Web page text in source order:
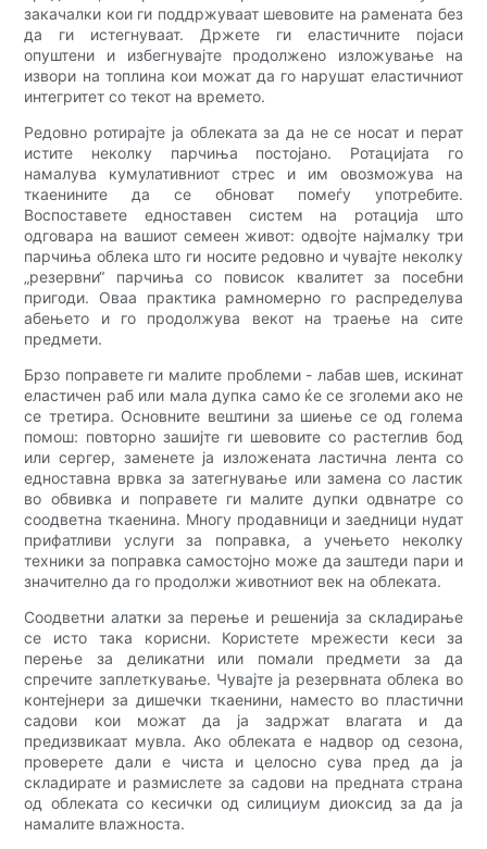
закачалки кои ги поддржуваат шевовите на рамената без
да ги истегнуваат. Држете ги еластичните појаси
опуштени и избегнувајте продолжено изложување на
извори на топлина кои можат да го нарушат еластичниот
интегритет со текот на времето.
Редовно ротирајте ја облеката за да не се носат и перат
истите неколку парчиња постојано. Ротацијата го
намалува кумулативниот стрес и им овозможува на
ткаенините да се обноват помеѓу употребите.
Воспоставете едноставен систем на ротација што
одговара на вашиот семеен живот: одвојте најмалку три
парчиња облека што ги носите редовно и чувајте неколку
„резервни“ парчиња со повисок квалитет за посебни
пригоди. Оваа практика рамномерно го распределува
абењето и го продолжува векот на траење на сите
предмети.
Брзо поправете ги малите проблеми - лабав шев, искинат
еластичен раб или мала дупка само ќе се зголеми ако не
се третира. Основните вештини за шиење се од голема
помош: повторно зашијте ги шевовите со растеглив бод
или сергер, заменете ја изложената ластична лента со
едноставна врвка за затегнување или замена со ластик
во обвивка и поправете ги малите дупки одвнатре со
соодветна ткаенина. Многу продавници и заедници нудат
прифатливи услуги за поправка, а учењето неколку
техники за поправка самостојно може да заштеди пари и
значително да го продолжи животниот век на облеката.
Соодветни алатки за перење и решенија за складирање
се исто така корисни. Користете мрежести кеси за
перење за деликатни или помали предмети за да
спречите заплеткување. Чувајте ја резервната облека во
контејнери за дишечки ткаенини, наместо во пластични
садови кои можат да ја задржат влагата и да
предизвикаат мувла. Ако облеката е надвор од сезона,
проверете дали е чиста и целосно сува пред да ја
складирате и размислете за садови на предната страна
од облеката со кесички од силициум диоксид за да ја
намалите влажноста.